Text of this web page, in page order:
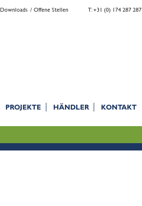
Downloads Offene Stellen T: +31 (0) 174 287 287
PROJEKTE HÄNDLER KONTAKT